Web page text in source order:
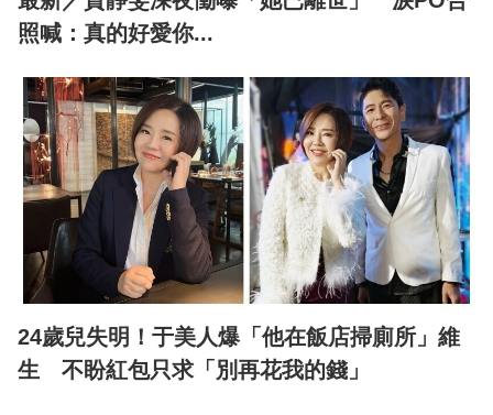
照喊：真的好愛你...
24歲兒失明！于美人爆「他在飯店掃廁所」維
生 不盼紅包只求「別再花我的錢」